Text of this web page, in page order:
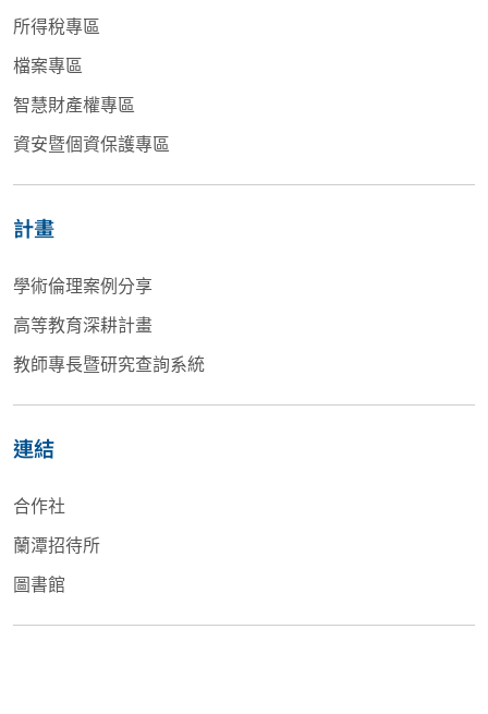
所得稅專區
檔案專區
智慧財產權專區
資安暨個資保護專區
計畫
學術倫理案例分享
高等教育深耕計畫
教師專長暨研究查詢系統
連結
合作社
蘭潭招待所
圖書館